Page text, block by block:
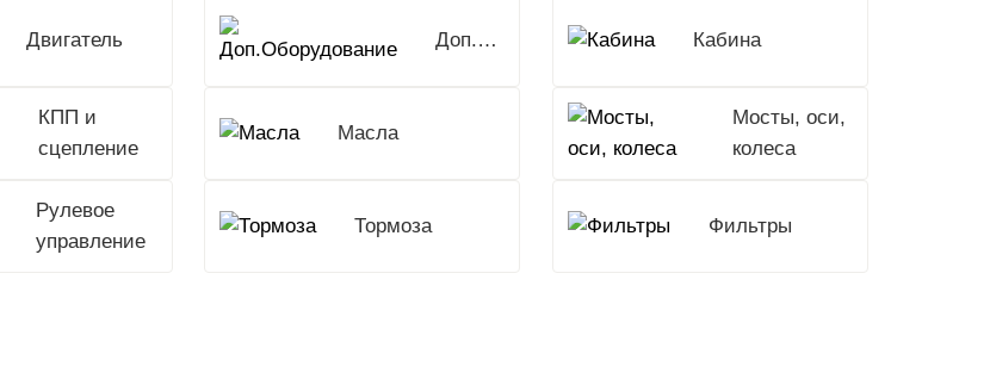
Двигатель Доп.Оборудование Кабина
КПП и
сцепление
Масла
Мосты, оси,
колеса
Рулевое
управление
Тормоза Фильтры